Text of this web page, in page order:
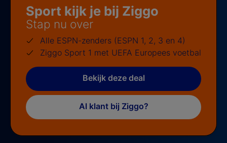
Sport kijk je bij Ziggo
Stap nu over
Alle ESPN-zenders (ESPN 1, 2, 3 en 4)
Ziggo Sport 1 met UEFA Europees voetbal
Bekijk deze deal
Al klant bij Ziggo?